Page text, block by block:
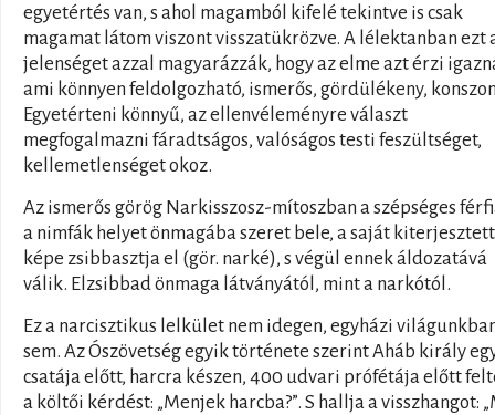
egyetértés van, s ahol magamból kifelé tekintve is csak
magamat látom viszont visszatükrözve. A lélektanban ezt
jelenséget azzal magyarázzák, hogy az elme azt érzi
ami könnyen feldolgozható, ismerős, gördülékeny,
Egyetérteni könnyű, az ellenvéleményre választ
megfogalmazni fáradtságos, valóságos testi feszültséget,
kellemetlenséget okoz.
Az ismerős görög Narkisszosz-mítoszban a szépséges
a nimfák helyet önmagába szeret bele, a saját kiterjesztett
képe zsibbasztja el (gör. narké), s végül ennek áldozatává
válik. Elzsibbad önmaga látványától, mint a narkótól.
Ez a narcisztikus lelkület nem idegen, egyházi
sem. Az Ószövetség egyik története szerint Aháb király
csatája előtt, harcra készen, 400 udvari prófétája előtt
a költői kérdést: „Menjek harcba?”. S hallja a visszhangot: